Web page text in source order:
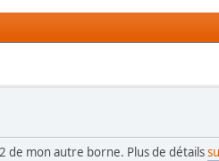
de mon autre borne. Plus de détails